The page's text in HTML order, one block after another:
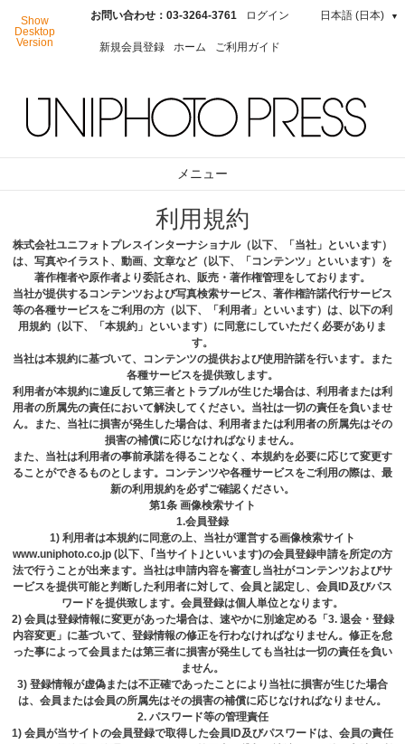
Show
Desktop
Version
お問い合わせ：03-3264-3761 ログイン
新規会員登録 ホーム ご利用ガイド
日本語 (日本) ▼
メニュー
利⽤規約
株式会社ユニフォトプレスインターナショナル（以下、「当社」といいます）
は、写真やイラスト、動画、⽂章など（以下、「コンテンツ」といいます）を
著作権者や原作者より委託され、販売・著作権管理をしております。
当社が提供するコンテンツおよび写真検索サービス、著作権許諾代⾏サービス
等の各種サービスをご利⽤の⽅（以下、「利⽤者」といいます）は、以下の利
⽤規約（以下、「本規約」といいます）に同意にしていただく必要がありま
す。
当社は本規約に基づいて、コンテンツの提供および使⽤許諾を⾏います。また
各種サービスを提供致します。
利⽤者が本規約に違反して第三者とトラブルが⽣じた場合は、利⽤者または利
⽤者の所属先の責任において解決してください。当社は⼀切の責任を負いませ
ん。また、当社に損害が発⽣した場合は、利⽤者または利⽤者の所属先はその
損害の補償に応じなければなりません。
また、当社は利⽤者の事前承諾を得ることなく、本規約を必要に応じて変更す
ることができるものとします。コンテンツや各種サービスをご利⽤の際は、最
新の利⽤規約を必ずご確認ください。
第1条 画像検索サイト
1.会員登録
1) 利⽤者は本規約に同意の上、当社が運営する画像検索サイト
www.uniphoto.co.jp (以下、｢当サイト｣といいます)の会員登録申請を所定の⽅
法で⾏うことが出来ます。当社は申請内容を審査し当社がコンテンツおよびサ
ービスを提供可能と判断した利用者に対して、会員と認定し、会員ID及びパス
ワードを提供致します。会員登録は個人単位となります。
2) 会員は登録情報に変更があった場合は、速やかに別途定める「3. 退会・登録
内容変更」に基づいて、登録情報の修正を行わなければなりません。修正を怠
った事によって会員または第三者に損害が発生しても当社は一切の責任を負い
ません。
3) 登録情報が虚偽または不正確であったことにより当社に損害が⽣じた場合
は、会員または会員の所属先はその損害の補償に応じなければなりません。
2. パスワード等の管理責任
1) 会員が当サイトの会員登録で取得した会員ID及びパスワードは、会員の責任